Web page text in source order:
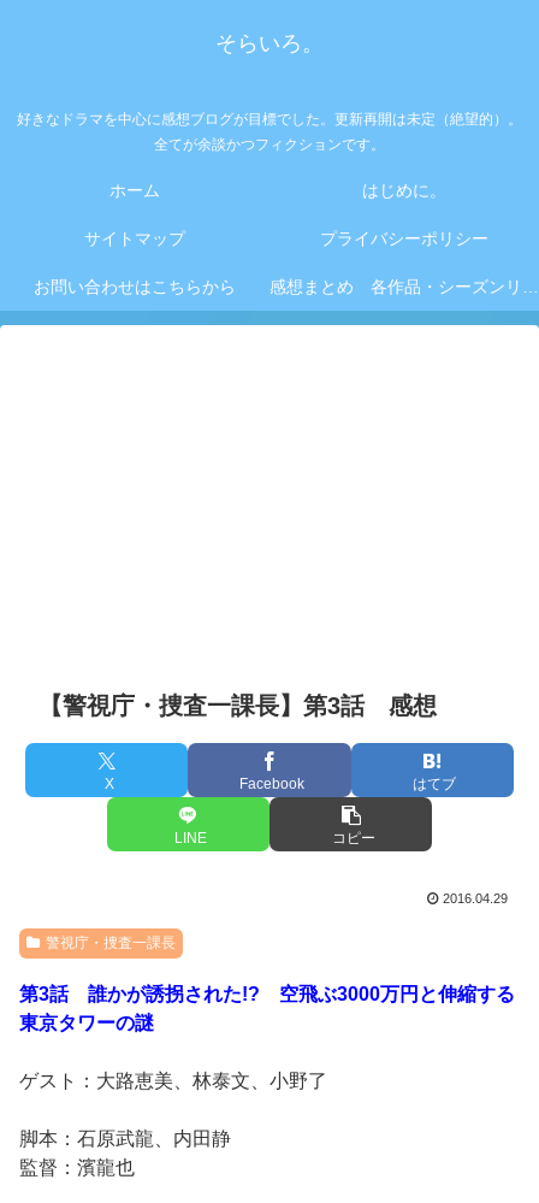
そらいろ。
好きなドラマを中心に感想ブログが目標でした。更新再開は未定（絶望的）。
全てが余談かつフィクションです。
ホーム はじめに。
サイトマップ プライバシーポリシー
お問い合わせはこちらから 感想まとめ 各作品・シーズンリンク集
【警視庁・捜査一課長】第3話 感想
X Facebook はてブ
LINE コピー
2016.04.29
警視庁・捜査一課長
第3話 誰かが誘拐された!? 空飛ぶ3000万円と伸縮する
東京タワーの謎
ゲスト：大路恵美、林泰文、小野了
脚本：石原武龍、内田静
監督：濱龍也